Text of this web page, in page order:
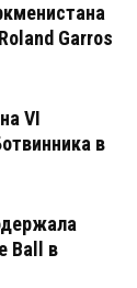
Garros
VI
в
Ball в